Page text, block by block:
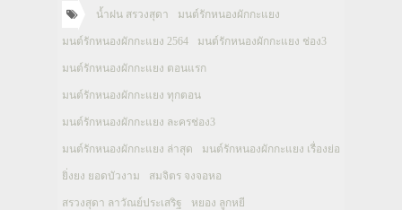
น้ำฝน สรวงสุดา มนต์รักหนองผักกะแยง
มนต์รักหนองผักกะแยง 2564 มนต์รักหนองผักกะแยง ช่อง3
มนต์รักหนองผักกะแยง ตอนแรก
มนต์รักหนองผักกะแยง ทุกตอน
มนต์รักหนองผักกะแยง ละครช่อง3
มนต์รักหนองผักกะแยง ล่าสุด มนต์รักหนองผักกะแยง เรื่องย่อ
ยิ่งยง ยอดบัวงาม สมจิตร จงจอหอ
สรวงสุดา ลาวัณย์ประเสริฐ หยอง ลูกหยี